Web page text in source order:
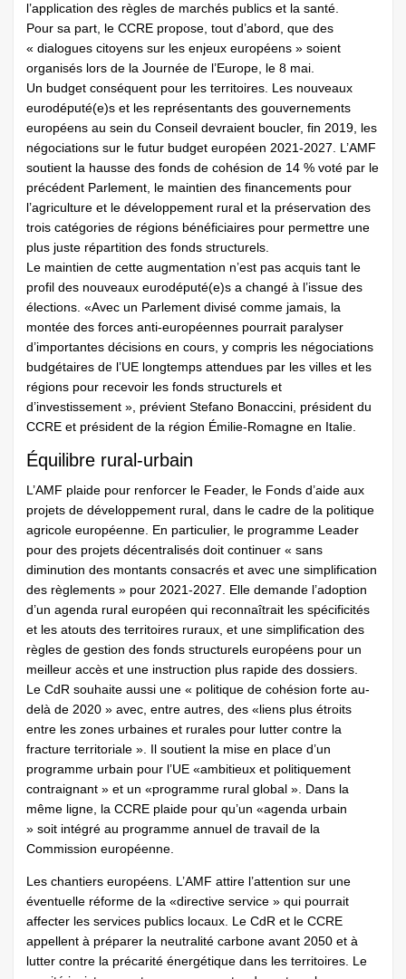
l’application des règles de marchés publics et la santé.
Pour sa part, le CCRE propose, tout d’abord, que des
« dialogues citoyens sur les enjeux européens » soient
organisés lors de la Journée de l’Europe, le 8 mai.
Un budget conséquent pour les territoires. Les nouveaux
eurodéputé(e)s et les représentants des gouvernements
européens au sein du Conseil devraient boucler, fin 2019, les
négociations sur le futur budget européen 2021-2027. L’AMF
soutient la hausse des fonds de cohésion de 14 % voté par le
précédent Parlement, le maintien des financements pour
l’agriculture et le développement rural et la préservation des
trois catégories de régions bénéficiaires pour permettre une
plus juste répartition des fonds structurels.
Le maintien de cette augmentation n’est pas acquis tant le
profil des nouveaux eurodéputé(e)s a changé à l’issue des
élections. «Avec un Parlement divisé comme jamais, la
montée des forces anti-européennes pourrait paralyser
d’importantes décisions en cours, y compris les négociations
budgétaires de l’UE longtemps attendues par les villes et les
régions pour recevoir les fonds structurels et
d’investissement », prévient Stefano Bonaccini, président du
CCRE et président de la région Émilie-Romagne en Italie.
Équilibre rural-urbain
L’AMF plaide pour renforcer le ­Feader, le Fonds d’aide aux
projets de développement rural, dans le cadre de la politique
agricole européenne. En particulier, le programme Leader
pour des projets décentralisés doit continuer « sans
diminution des montants consacrés et avec une simplification
des règlements » pour 2021-2027. Elle demande l’adoption
d’un agenda rural européen qui reconnaîtrait les spécificités
et les atouts des territoires ruraux, et une simplification des
règles de gestion des fonds structurels européens pour un
meilleur accès et une instruction plus rapide des dossiers.
Le CdR souhaite aussi une « politique de cohésion forte au-
delà de 2020 » avec, entre autres, des «liens plus étroits
entre les zones urbaines et rurales pour lutter contre la
fracture territoriale ». Il soutient la mise en place d’un
programme urbain pour l’UE «ambitieux et politiquement
contraignant » et un «programme rural global ». Dans la
même ligne, la CCRE plaide pour qu’un «agenda urbain
» soit intégré au programme annuel de travail de la
Commission européenne.
Les chantiers européens. L’AMF attire l’attention sur une
éventuelle réforme de la «directive service » qui pourrait
affecter les services publics locaux. Le CdR et le CCRE
appellent à préparer la neutralité carbone avant 2050 et à
lutter contre la précarité énergétique dans les territoires. Le